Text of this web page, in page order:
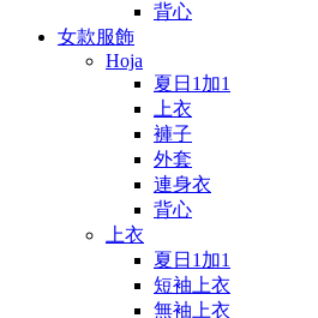
背心
女款服飾
Hoja
夏日1加1
上衣
褲子
外套
連身衣
背心
上衣
夏日1加1
短袖上衣
無袖上衣